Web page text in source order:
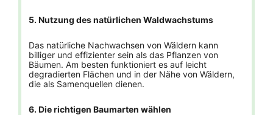
5. Nutzung des natürlichen Waldwachstums
Das natürliche Nachwachsen von Wäldern kann
billiger und effizienter sein als das Pflanzen von
Bäumen. Am besten funktioniert es auf leicht
degradierten Flächen und in der Nähe von Wäldern,
die als Samenquellen dienen.
6. Die richtigen Baumarten wählen